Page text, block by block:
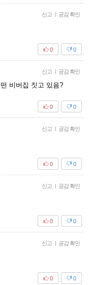
신고 | 공감 확인
0
0
신고 | 공감 확인
비버집 짓고 있음?
0
0
신고 | 공감 확인
0
0
신고 | 공감 확인
0
0
신고 | 공감 확인
0
0